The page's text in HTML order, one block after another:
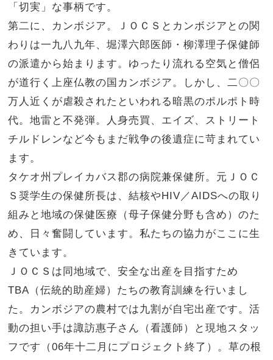
「切実」な事柄です。
第二に、カンボジア。ＪＯＣＳとカンボジアとの関
わりは一九八九年、堀澤六郎医師・柳澤理子保健師
の派遣から始まります。ゆったり流れる空気と僧侶
が道行く上座仏教の国カンボジア。しかし、二〇〇
万人近くが虐殺されたといわれる暗黒のポルポト時
代。地雷と不発弾。人身売買、エイズ、ストリート
チルドレンなど今もまだ戦争の後遺症に苛まれてい
ます。
タケオ州プレイカバス郡の病院兼保健所。元ＪＯＣ
Ｓ奨学生の保健所長は、結核やHIV／AIDSへの取り
組みと地域の保健医療（母子保健分野も含め）のた
め、日々奮闘しています。私たちの協力がここに生
きています。
ＪＯＣＳは同地域で、安全な出産を目指すため
TBA（伝統的助産婦）たちの教育訓練を行いまし
た。カンボジアの農村では九割が自宅出産です。活
動の担い手は諏訪惠子さん（看護師）と現地スタッ
フです（06年十二月にプロジェクト終了）。草の根